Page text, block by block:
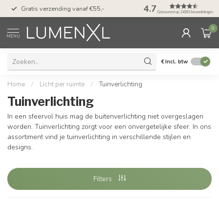
Gratis verzending vanaf €55,- 50 dagen
met Klarna
4.7 Gebaseerd op 24393 beoordelingen
MENU
0
€Incl. btw
Home / Licht per ruimte / Tuinverlichting
Tuinverlichting
In een sfeervol huis mag de buitenverlichting niet overgeslagen
worden. Tuinverlichting zorgt voor een onvergetelijke sfeer. In ons
assortiment vind je tuinverlichting in verschillende stijlen en
designs.
Filters